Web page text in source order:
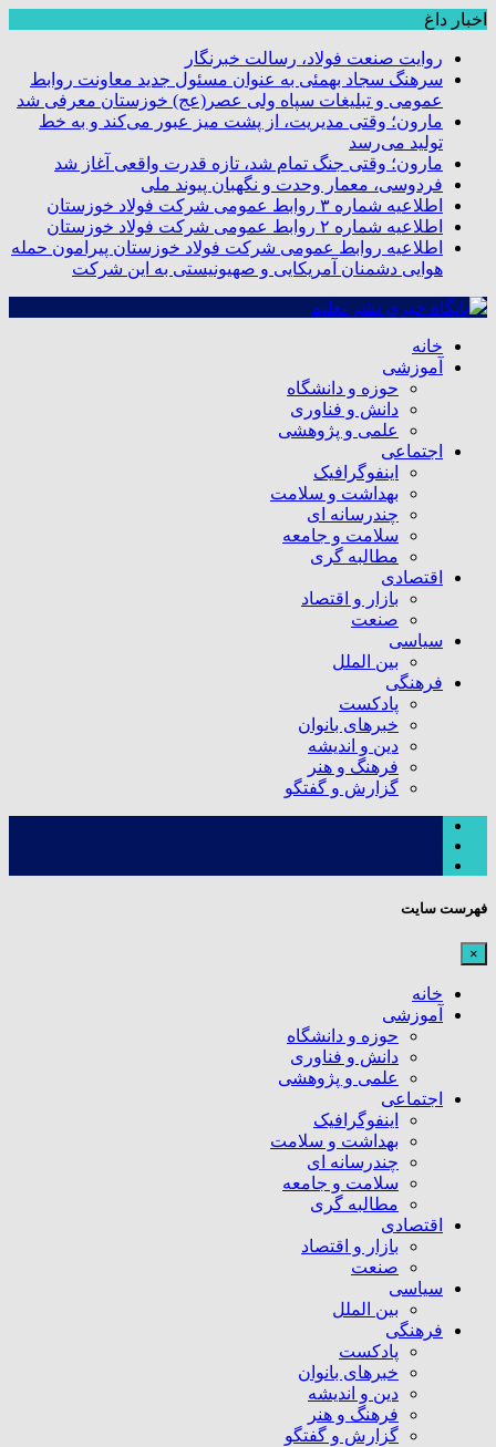
اخبار داغ
روایت صنعت فولاد،‌ رسالت خبرنگار
سرهنگ سجاد بهمئی به عنوان مسئول جدید معاونت روابط
عمومی و تبلیغات سپاه ولی عصر(عج) خوزستان معرفی شد
مارون؛ وقتی مدیریت، از پشت میز عبور می‌کند و به خط
تولید می‌رسد
مارون؛ وقتی جنگ تمام شد، تازه قدرت واقعی آغاز شد
فردوسی، معمار وحدت و نگهبان پیوند ملی
اطلاعیه شماره ۳ روابط عمومی شرکت فولاد خوزستان
اطلاعیه شماره ۲ روابط عمومی شرکت فولاد خوزستان
اطلاعیه روابط عمومی شرکت فولاد خوزستان پیرامون حمله
هوایی دشمنان آمریکایی و صهیونیستی به این شرکت
خانه
آموزشی
حوزه و دانشگاه
دانش و فناوری
علمی و پژوهشی
اجتماعی
اینفوگرافیک
بهداشت و سلامت
چندرسانه ای
سلامت و جامعه
مطالبه گری
اقتصادی
بازار و اقتصاد
صنعت
سیاسی
بین الملل
فرهنگی
پادکست
خبرهای بانوان
دین و اندیشه
فرهنگ و هنر
گزارش و گفتگو
فهرست سایت
×
خانه
آموزشی
حوزه و دانشگاه
دانش و فناوری
علمی و پژوهشی
اجتماعی
اینفوگرافیک
بهداشت و سلامت
چندرسانه ای
سلامت و جامعه
مطالبه گری
اقتصادی
بازار و اقتصاد
صنعت
سیاسی
بین الملل
فرهنگی
پادکست
خبرهای بانوان
دین و اندیشه
فرهنگ و هنر
گزارش و گفتگو